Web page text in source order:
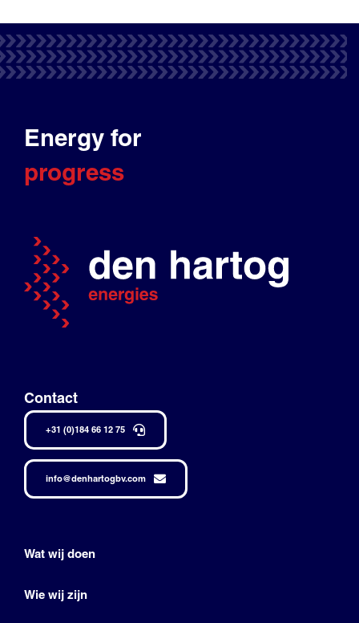
Energy for
progress
Contact
+31 (0)184 66 12 75
info@denhartogbv.com
Wat wij doen
Wie wij zijn